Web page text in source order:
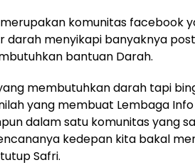
komunitas facebook
darah menyikapi banyaknya
bantuan Darah.
membutuhkan darah tapi
yang membuat Lembaga
dalam satu komunitas yang
kedepan kita bakal
Safri.